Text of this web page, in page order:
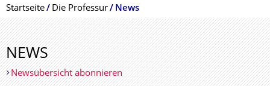
Breadcrumb-Menü
Startseite Die Professur News
NEWS
Newsübersicht abonnieren